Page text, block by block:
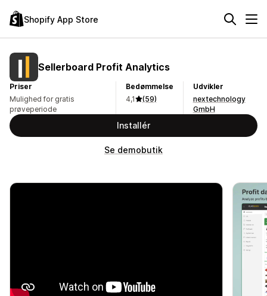
Shopify App Store
Sellerboard Profit Analytics
Priser
Mulighed for gratis
prøveperiode
Bedømmelse
4,1
(59)
Udvikler
nextechnology
GmbH
Installér
Se demobutik